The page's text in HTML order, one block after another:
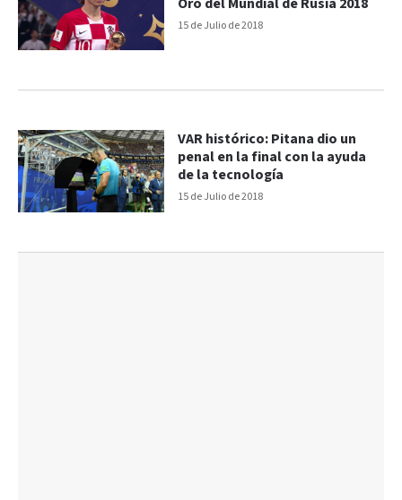
15 de Julio de 2018
Oro del Mundial de Rusia 2018
15 de Julio de 2018
VAR histórico: Pitana dio un
penal en la final con la ayuda
de la tecnología